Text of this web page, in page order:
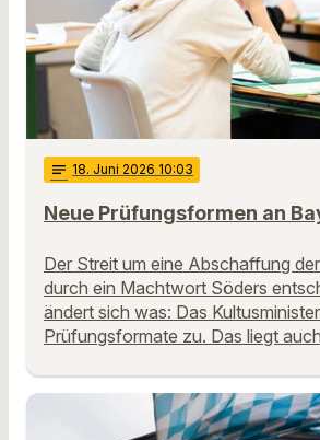
notes 18. Juni 2026 10:03
Neue Prüfungsformen an
Der Streit um eine Abschaffung
durch ein Machtwort Söders
ändert sich was: Das
Prüfungsformate zu. Das liegt